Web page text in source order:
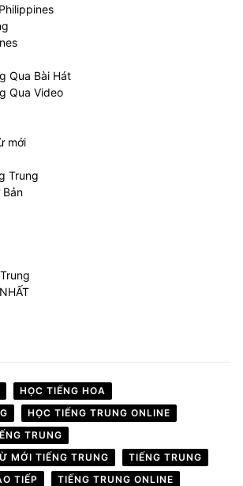
Qua Bài Hát
Qua Video
mới
Trung
Bản
HỌC TIẾNG HOA
HỌC TIẾNG TRUNG ONLINE
TRUNG
MỚI TIẾNG TRUNG
TIẾNG TRUNG
TIẾP
TIẾNG TRUNG ONLINE